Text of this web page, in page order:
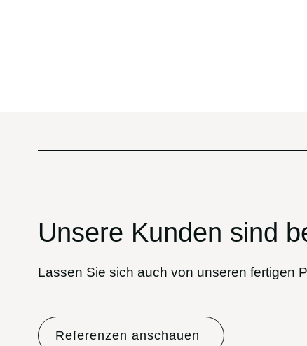
Unsere Kunden sind
Lassen Sie sich auch von unseren fertigen
Referenzen anschauen